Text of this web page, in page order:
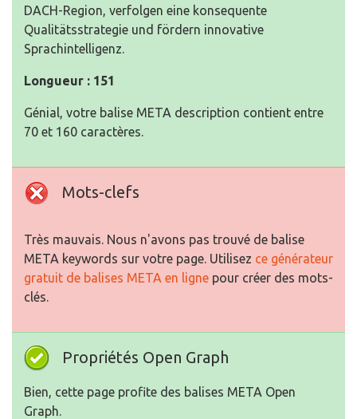
DACH-Region, verfolgen eine konsequente
Qualitätsstrategie und fördern innovative
Sprachintelligenz.
Longueur : 151
Génial, votre balise META description contient entre
70 et 160 caractères.
Mots-clefs
Très mauvais. Nous n'avons pas trouvé de balise
META keywords sur votre page. Utilisez ce générateur
gratuit de balises META en ligne pour créer des mots-
clés.
Propriétés Open Graph
Bien, cette page profite des balises META Open
Graph.